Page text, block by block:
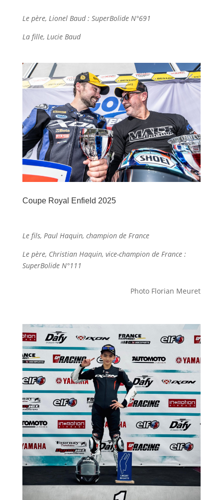
Le père, Lionel Baud : SuperBolide N°691
La fille, Lucie Baud
Coupe Royal Enfield 2025
Le fils, Paul Haquin, champion de France
Le père, Christian Haquin, vice-champion de France :
SuperBolide N°111
Photo Florian Meuret